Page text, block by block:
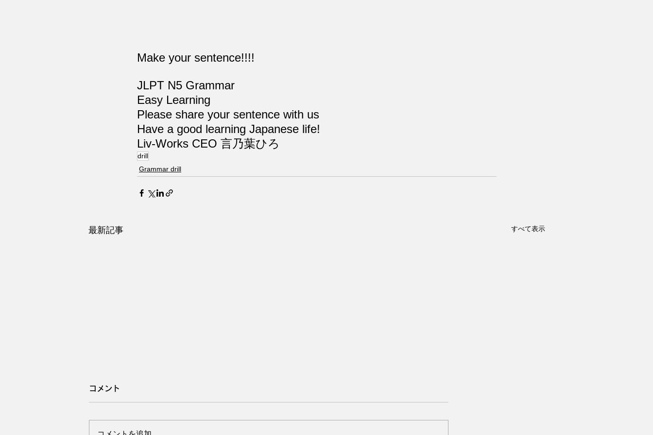
Make your sentence!!!!
JLPT N5 Grammar
Easy Learning
Please share your sentence with us
Have a good learning Japanese life!
Liv-Works CEO 言乃葉ひろ
drill
Grammar drill
最新記事 すべて表示
コメント